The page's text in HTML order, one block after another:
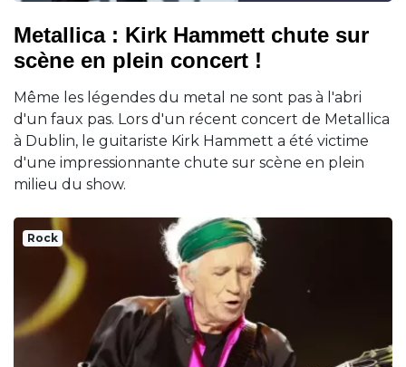
Metallica : Kirk Hammett chute sur
scène en plein concert !
Même les légendes du metal ne sont pas à l'abri
d'un faux pas. Lors d'un récent concert de Metallica
à Dublin, le guitariste Kirk Hammett a été victime
d'une impressionnante chute sur scène en plein
milieu du show.
Rock